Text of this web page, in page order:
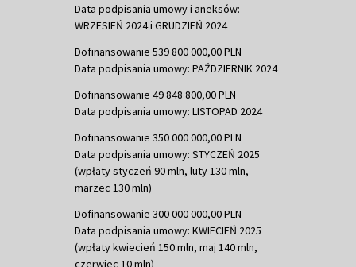
Data podpisania umowy i aneksów:
WRZESIEŃ 2024 i GRUDZIEŃ 2024
Dofinansowanie 539 800 000,00 PLN
Data podpisania umowy: PAŹDZIERNIK 2024
Dofinansowanie 49 848 800,00 PLN
Data podpisania umowy: LISTOPAD 2024
Dofinansowanie 350 000 000,00 PLN
Data podpisania umowy: STYCZEŃ 2025
(wpłaty styczeń 90 mln, luty 130 mln,
marzec 130 mln)
Dofinansowanie 300 000 000,00 PLN
Data podpisania umowy: KWIECIEŃ 2025
(wpłaty kwiecień 150 mln, maj 140 mln,
czerwiec 10 mln)